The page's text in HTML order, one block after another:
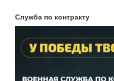
Служба по контракту